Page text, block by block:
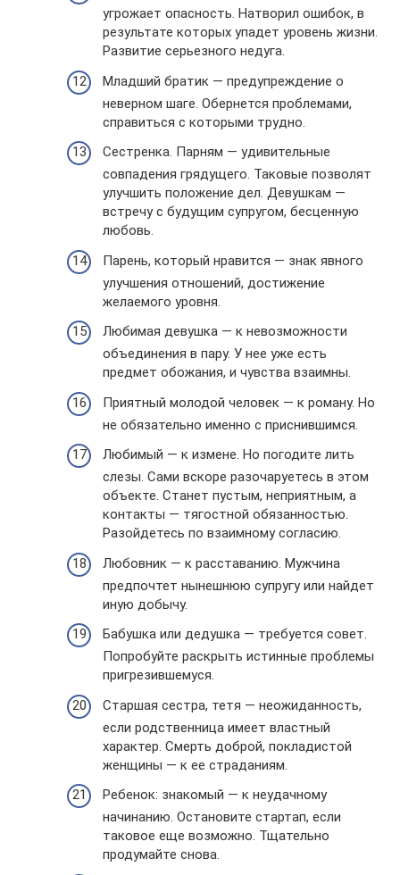
угрожает опасность. Натворил ошибок, в
результате которых упадет уровень жизни.
Развитие серьезного недуга.
Младший братик — предупреждение о
неверном шаге. Обернется проблемами,
справиться с которыми трудно.
Сестренка. Парням — удивительные
совпадения грядущего. Таковые позволят
улучшить положение дел. Девушкам —
встречу с будущим супругом, бесценную
любовь.
Парень, который нравится — знак явного
улучшения отношений, достижение
желаемого уровня.
Любимая девушка — к невозможности
объединения в пару. У нее уже есть
предмет обожания, и чувства взаимны.
Приятный молодой человек — к роману. Но
не обязательно именно с приснившимся.
Любимый — к измене. Но погодите лить
слезы. Сами вскоре разочаруетесь в этом
объекте. Станет пустым, неприятным, а
контакты — тягостной обязанностью.
Разойдетесь по взаимному согласию.
Любовник — к расставанию. Мужчина
предпочтет нынешнюю супругу или найдет
иную добычу.
Бабушка или дедушка — требуется совет.
Попробуйте раскрыть истинные проблемы
пригрезившемуся.
Старшая сестра, тетя — неожиданность,
если родственница имеет властный
характер. Смерть доброй, покладистой
женщины — к ее страданиям.
Ребенок: знакомый — к неудачному
начинанию. Остановите стартап, если
таковое еще возможно. Тщательно
продумайте снова.